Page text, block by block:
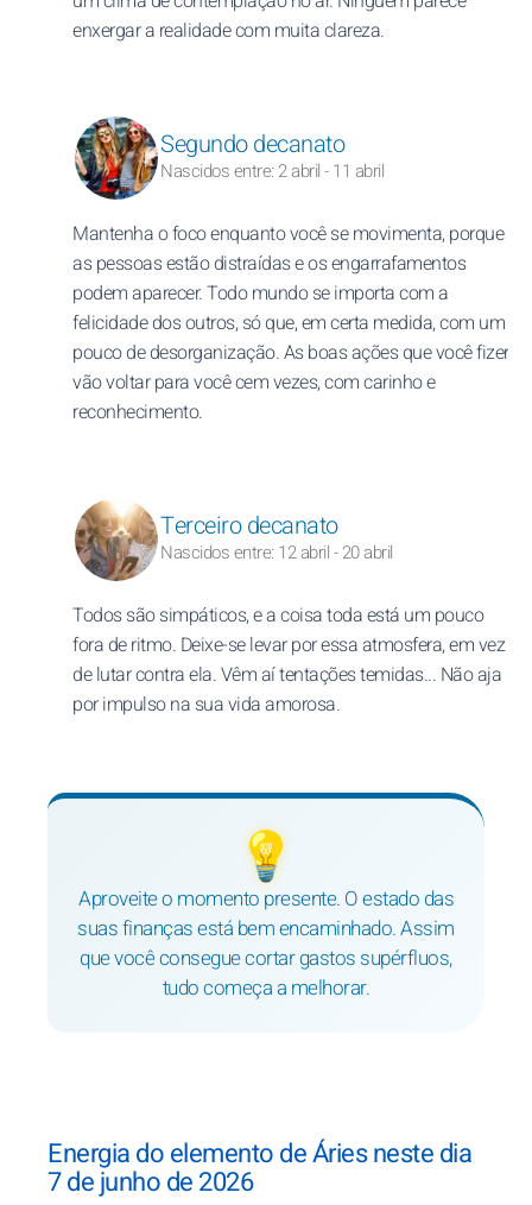
enxergar a realidade com muita clareza.
Segundo decanato
Nascidos entre: 2 abril - 11 abril
Mantenha o foco enquanto você se movimenta, porque
as pessoas estão distraídas e os engarrafamentos
podem aparecer. Todo mundo se importa com a
felicidade dos outros, só que, em certa medida, com um
pouco de desorganização. As boas ações que você fizer
vão voltar para você cem vezes, com carinho e
reconhecimento.
Terceiro decanato
Nascidos entre: 12 abril - 20 abril
Todos são simpáticos, e a coisa toda está um pouco
fora de ritmo. Deixe-se levar por essa atmosfera, em vez
de lutar contra ela. Vêm aí tentações temidas... Não aja
por impulso na sua vida amorosa.
💡
Aproveite o momento presente. O estado das
suas finanças está bem encaminhado. Assim
que você consegue cortar gastos supérfluos,
tudo começa a melhorar.
Energia do elemento de Áries neste dia
7 de junho de 2026